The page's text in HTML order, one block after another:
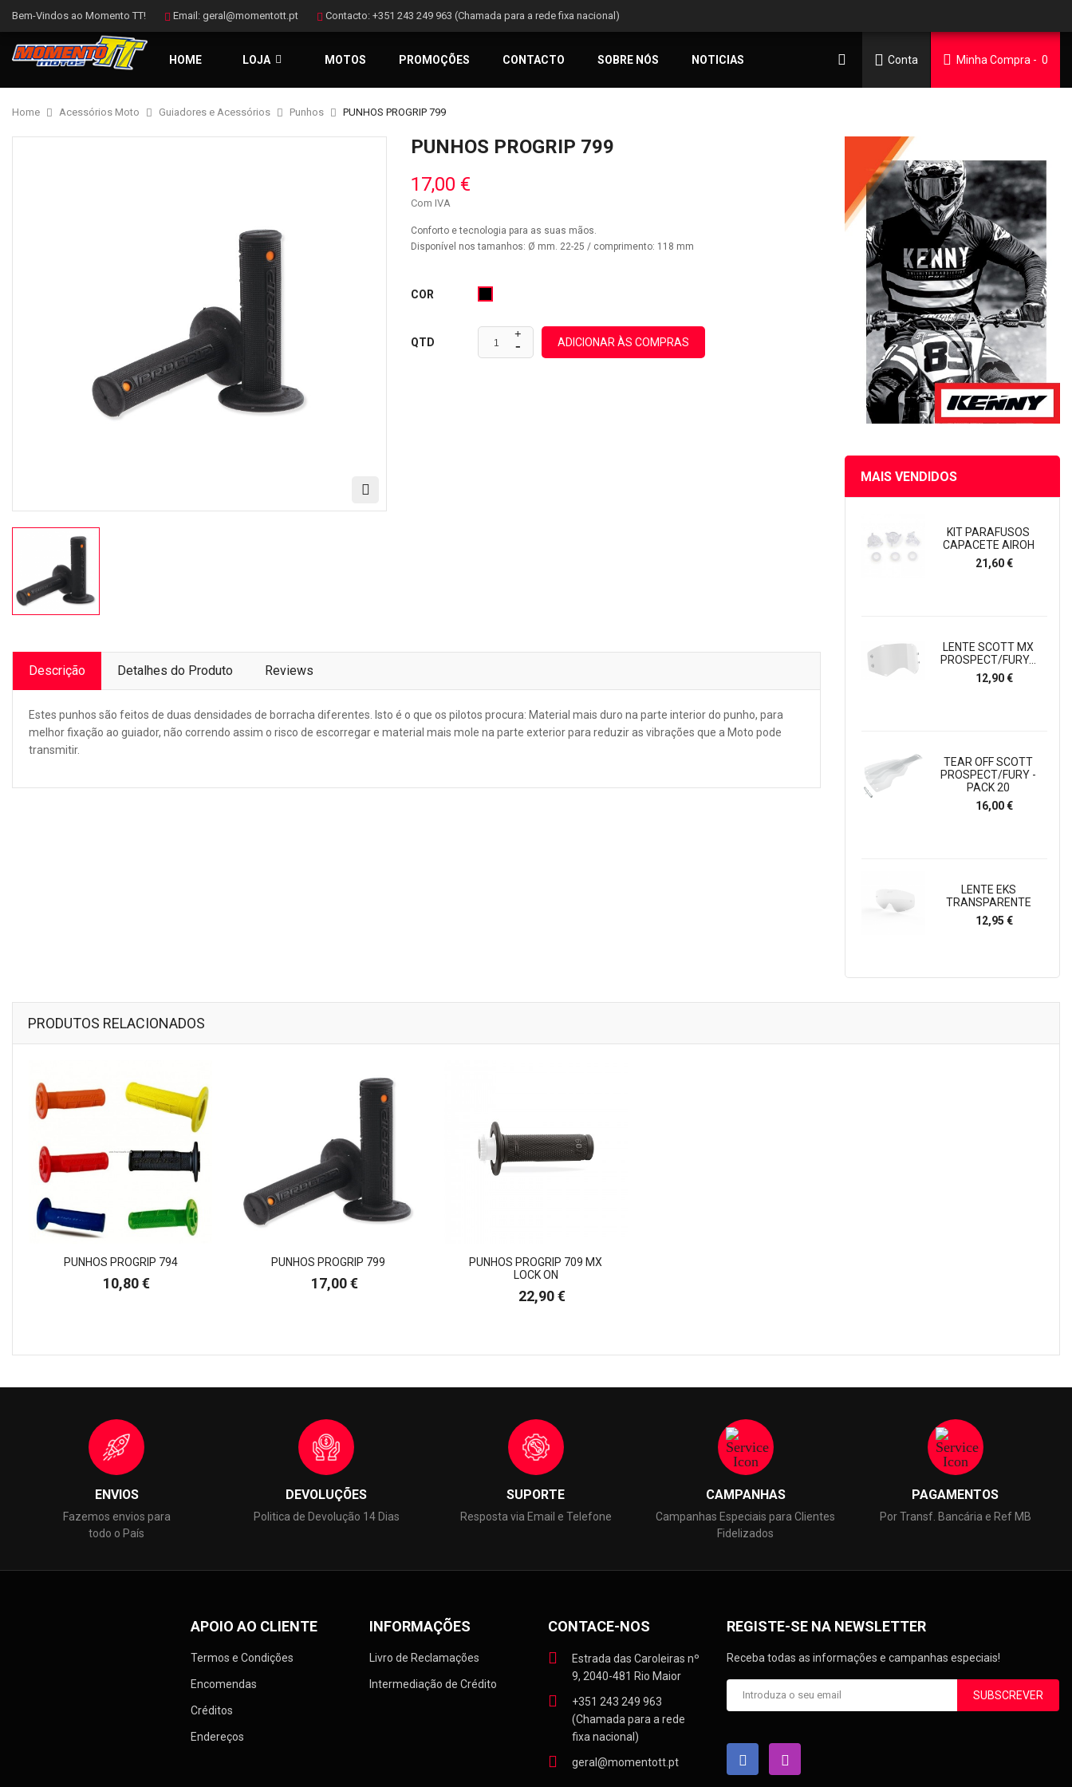
Bem-Vindos ao Momento TT! Email: geral@momentott.pt Contacto: +351 243 249 963 (Chamada para a rede fixa nacional)
HOME LOJA MOTOS PROMOÇÕES CONTACTO SOBRE NÓS NOTICIAS 0
Minha Compra
Conta
Home Acessórios Moto Guiadores e Acessórios Punhos PUNHOS PROGRIP 799
PUNHOS PROGRIP 799
17,00 €
Com IVA
Conforto e tecnologia para as suas mãos.
Disponível nos tamanhos: Ø mm. 22-25 / comprimento: 118 mm
COR
QTD ADICIONAR ÀS COMPRAS
Descrição Detalhes do Produto Reviews
Estes punhos são feitos de duas densidades de borracha diferentes. Isto é o que os pilotos procura: Material mais duro na parte interior do punho, para
melhor fixação ao guiador, não correndo assim o risco de escorregar e material mais mole na parte exterior para reduzir as vibrações que a Moto pode
transmitir.
MAIS VENDIDOS
KIT PARAFUSOS
CAPACETE AIROH
Preço
21,60 €
LENTE SCOTT MX
PROSPECT/FURY...
Preço
12,90 €
TEAR OFF SCOTT
PROSPECT/FURY -
PACK 20
Preço
16,00 €
LENTE EKS
TRANSPARENTE
Preço
12,95 €
PRODUTOS RELACIONADOS
PUNHOS PROGRIP 794
Preço
10,80 €
PUNHOS PROGRIP 799
Preço
17,00 €
PUNHOS PROGRIP 709 MX
LOCK ON
Preço
22,90 €
ENVIOS
Fazemos envios para
todo o País
DEVOLUÇÕES
Politica de Devolução 14 Dias
SUPORTE
Resposta via Email e Telefone
CAMPANHAS
Campanhas Especiais para Clientes
Fidelizados
PAGAMENTOS
Por Transf. Bancária e Ref MB
APOIO AO CLIENTE
Termos e Condições
Encomendas
Créditos
Endereços
INFORMAÇÕES
Livro de Reclamações
Intermediação de Crédito
CONTACE-NOS
Estrada das Caroleiras nº
9, 2040-481 Rio Maior
+351 243 249 963
(Chamada para a rede
fixa nacional)
geral@momentott.pt
REGISTE-SE NA NEWSLETTER
Receba todas as informações e campanhas especiais!
SUBSCREVER